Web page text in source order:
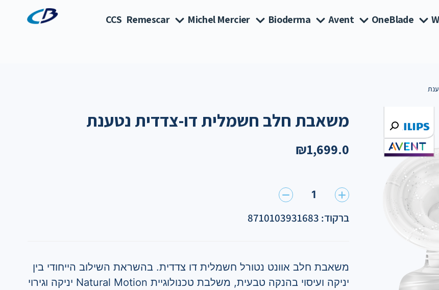
OneBlade
Avent
Bioderma
Michel Mercier
Remescar
CCS
משאבת חלב חשמלית דו-צדדית נטענת
₪1,699.0
1
ברקוד: 8710103931683
משאבת חלב אוונט נטורל חשמלית דו צדדית. בהשראת השילוב הייחודי בין
יניקה ועיסוי בהנקה טבעית, משלבת טכנולוגיית Natural Motion יניקה וגירוי